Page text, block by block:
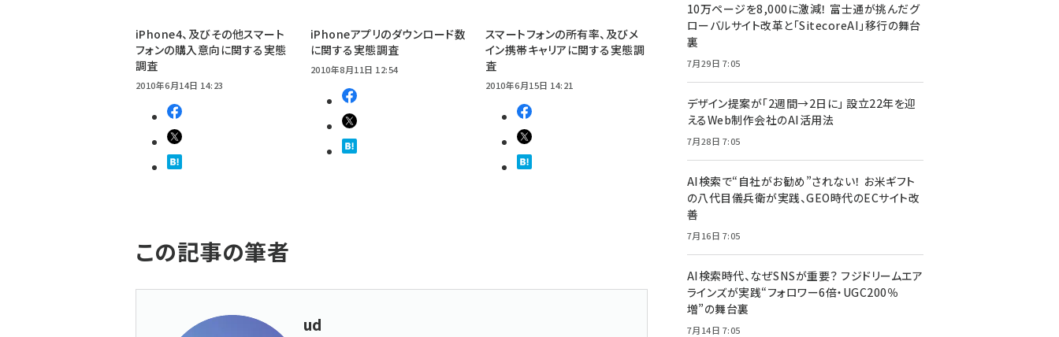
iPhone4、及びその他スマート
フォンの購入意向に関する実態
調査
2010年6月14日 14:23
iPhoneアプリのダウンロード数
に関する実態調査
2010年8月11日 12:54
スマートフォンの所有率、及びメ
イン携帯キャリアに関する実態調
査
2010年6月15日 14:21
この記事の筆者
ud
10万ページを8,000に激減！ 富士通が挑んだグ
ローバルサイト改革と「SitecoreAI」移行の舞台
裏
7月29日 7:05
デザイン提案が「2週間→2日に」 設立22年を迎
えるWeb制作会社のAI活用法
7月28日 7:05
AI検索で“自社がお勧め”されない！ お米ギフト
の八代目儀兵衛が実践、GEO時代のECサイト改
善
7月16日 7:05
AI検索時代、なぜSNSが重要？ フジドリームエア
ラインズが実践“フォロワー6倍・UGC200％
増”の舞台裏
7月14日 7:05